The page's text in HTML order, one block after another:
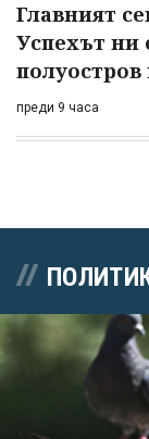
Главният
Успехът ни
преди 9 часа